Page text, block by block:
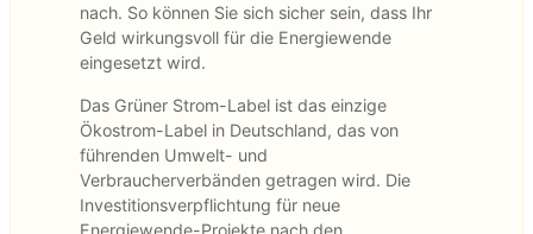
nach. So können Sie sich sicher sein, dass Ihr
Geld wirkungsvoll für die Energiewende
eingesetzt wird.
Das Grüner Strom-Label ist das einzige
Ökostrom-Label in Deutschland, das von
führenden Umwelt- und
Verbraucherverbänden getragen wird. Die
Investitionsverpflichtung für neue
Energiewende-Projekte nach den